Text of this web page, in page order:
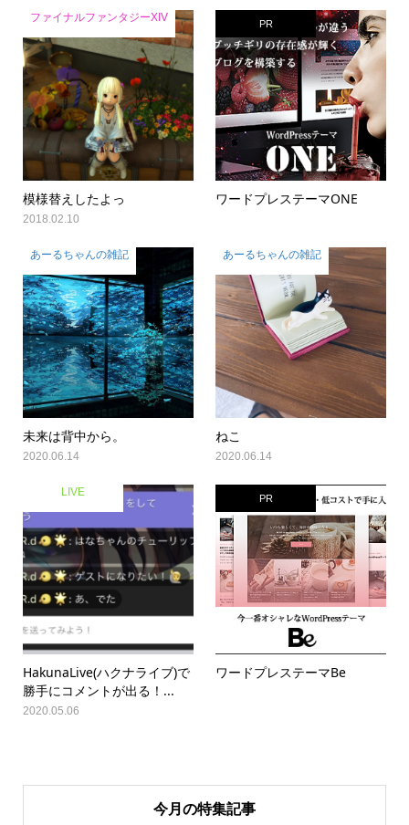
ファイナルファンタジーXIV
模様替えしたよっ
2018.02.10
PR
ワードプレステーマONE
あーるちゃんの雑記
未来は背中から。
2020.06.14
あーるちゃんの雑記
ねこ
2020.06.14
LIVE
HakunaLive(ハクナライブ)で
勝手にコメントが出る！...
2020.05.06
PR
ワードプレステーマBe
今月の特集記事